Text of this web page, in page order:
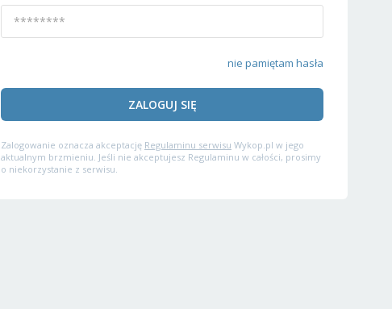
nie pamiętam hasła
ZALOGUJ SIĘ
Zalogowanie oznacza akceptację Regulaminu serwisu Wykop.pl w jego
aktualnym brzmieniu. Jeśli nie akceptujesz Regulaminu w całości, prosimy
o niekorzystanie z serwisu.